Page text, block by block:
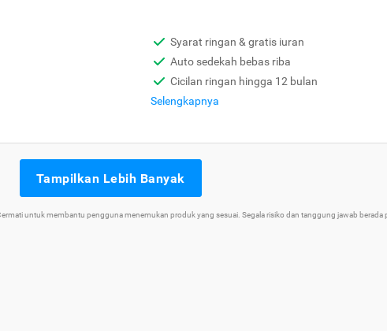
Syarat ringan & gratis iuran
Auto sedekah bebas riba
Cicilan ringan hingga 12 bulan
Selengkapnya
Tampilkan Lebih Banyak
untuk membantu pengguna menemukan produk yang sesuai. Segala risiko dan tanggung jawab berada